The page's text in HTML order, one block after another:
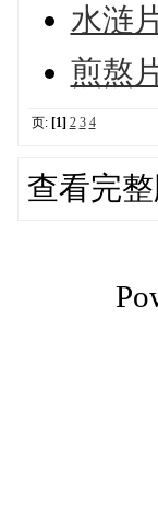
水涟
煎熬
页: [1] 2 3 4
查看完